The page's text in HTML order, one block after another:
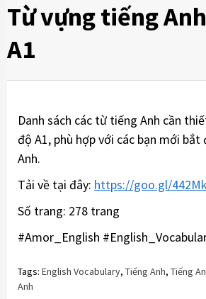
Từ vựng tiếng
A1
Danh sách các từ tiếng Anh cần
độ A1, phù hợp với các bạn mới bắt
Anh.
Tải về tại đây: https://goo.gl/
Số trang: 278 trang
#Amor_English
Tags: English Vocabulary, Tiếng Anh, Tiếng
Anh